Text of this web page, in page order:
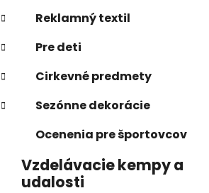
Reklamný textil
Pre deti
Cirkevné predmety
Sezónne dekorácie
Ocenenia pre športovcov
Vzdelávacie kempy a
udalosti